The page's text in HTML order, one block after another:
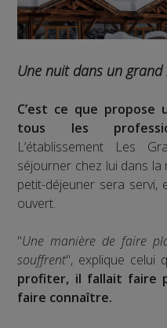
Une nuit dans un
C’est ce que propose
tous les
L’établissement Les
séjourner chez lui dans
petit-déjeuner sera servi,
ouvert.
"Une manière de faire
souffrent", explique celui
profiter, il fallait faire
faire connaître.